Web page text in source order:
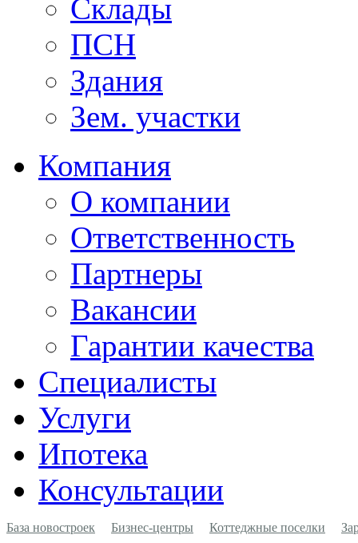
Склады
ПСН
Здания
Зем. участки
Компания
О компании
Ответственность
Партнеры
Вакансии
Гарантии качества
Специалисты
Услуги
Ипотека
Консультации
База новостроек Бизнес-центры Коттеджные поселки